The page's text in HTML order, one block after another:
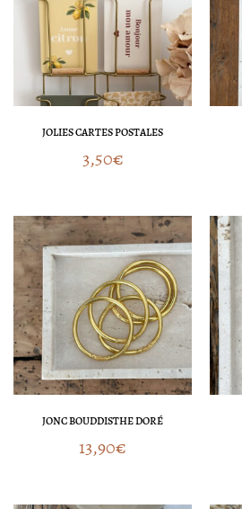
JOLIES CARTES POSTALES
3,50€
JONC BOUDDISTHE DORÉ
13,90€